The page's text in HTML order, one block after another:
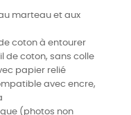
marteau et aux
coton à entourer
de coton, sans colle
papier relié
avec encre,
(photos non